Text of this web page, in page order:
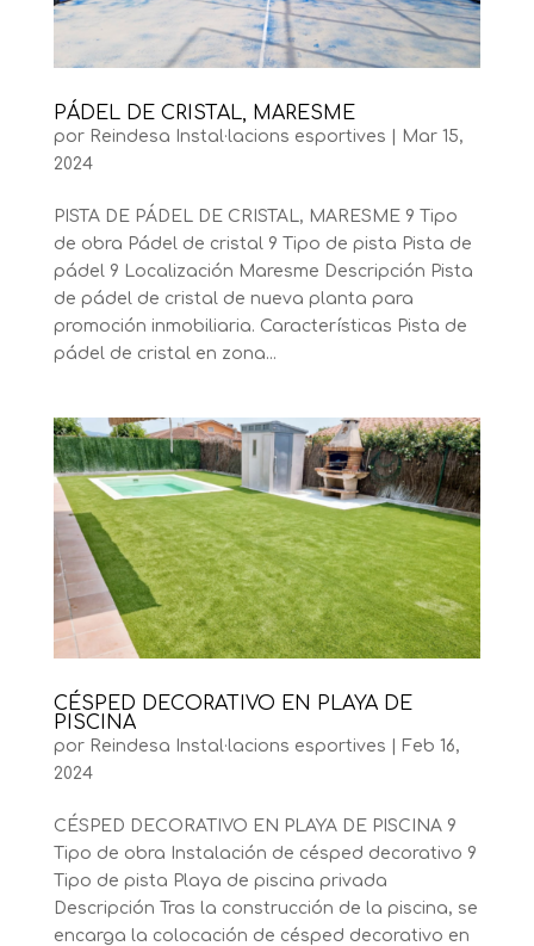
PÁDEL DE CRISTAL, MARESME
por Reindesa Instal·lacions esportives
Mar 15,
2024
PISTA DE PÁDEL DE CRISTAL, MARESME 9 Tipo
de obra Pádel de cristal 9 Tipo de pista Pista de
pádel 9 Localización Maresme Descripción Pista
de pádel de cristal de nueva planta para
promoción inmobiliaria. Características Pista de
pádel de cristal en zona...
CÉSPED DECORATIVO EN PLAYA DE
PISCINA
por Reindesa Instal·lacions esportives
Feb 16,
2024
CÉSPED DECORATIVO EN PLAYA DE PISCINA 9
Tipo de obra Instalación de césped decorativo 9
Tipo de pista Playa de piscina privada
Descripción Tras la construcción de la piscina, se
encarga la colocación de césped decorativo en